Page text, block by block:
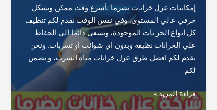
إمكانيات عزل خزانات بضرما بأسرع وقت ممكن وبشكل
حرفي عالي المستوى. وفي نفس الوقت نقدم لكم تنظيف
كل انواع الخزانات الموجودة، ونسعى دائما الى الحفاظ
علي الخزانات نظيفة وبدون اي شوائب او تسربات. ونحن
نقدم لكم افضل طرق عزل خزانات مياه الشرب، و نضمن
لكم
شركة
عزل
قراءة المزيد »